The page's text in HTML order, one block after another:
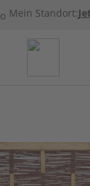
Mein Standort: